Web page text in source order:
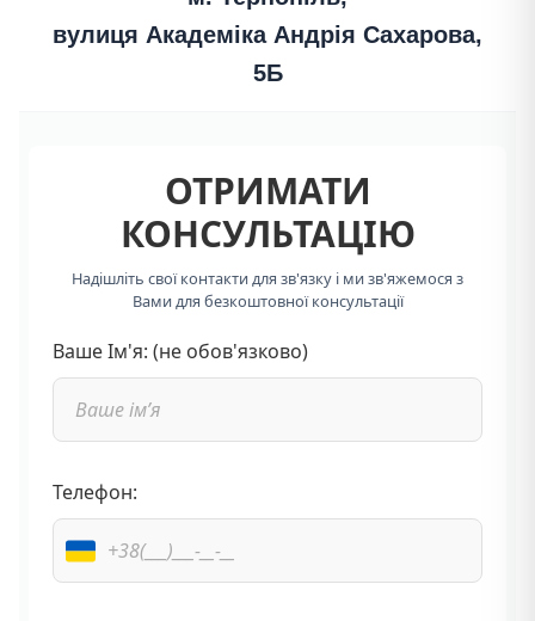
вулиця Академіка Андрія Сахарова,
5Б
ОТРИМАТИ
КОНСУЛЬТАЦІЮ
Надішліть свої контакти для зв'язку і ми зв'яжемося з
Вами для безкоштовної консультації
Ваше Ім'я: (не обов'язково)
Телефон: